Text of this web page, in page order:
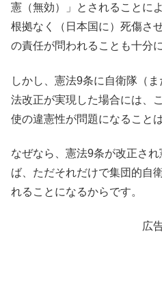
憲（無効）」とされることに
根拠なく（日本国に）死傷さ
の責任が問われることも十分
しかし、憲法9条に自衛隊（
法改正が実現した場合には、
使の違憲性が問題になること
なぜなら、憲法9条が改正さ
ば、ただそれだけで集団的自
れることになるからです。
広